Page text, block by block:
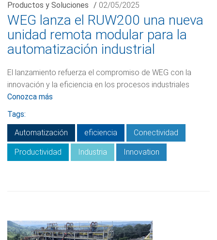
Productos y Soluciones / 02/05/2025
WEG lanza el RUW200 una nueva
unidad remota modular para la
automatización industrial
El lanzamiento refuerza el compromiso de WEG con la
innovación y la eficiencia en los procesos industriales
Conozca más
Tags:
Automatización
eficiencia Conectividad
Productividad Industria Innovation